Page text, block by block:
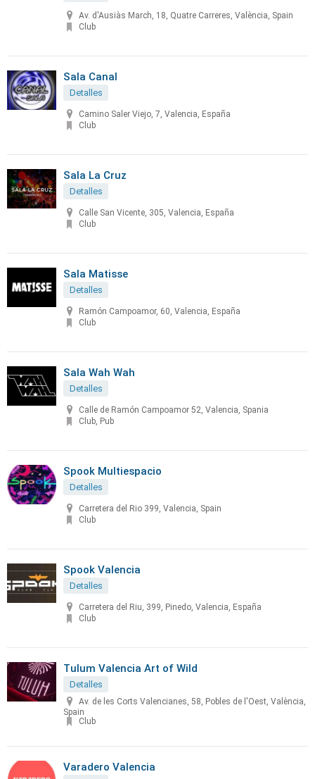
Av. d'Ausiàs March, 18, Quatre Carreres, València, Spain
Club
Sala Canal
Detalles
Camino Saler Viejo, 7, Valencia, España
Club
Sala La Cruz
Detalles
Calle San Vicente, 305, Valencia, España
Club
Sala Matisse
Detalles
Ramón Campoamor, 60, Valencia, España
Club
Sala Wah Wah
Detalles
Calle de Ramón Campoamor 52, Valencia, Spania
Club, Pub
Spook Multiespacio
Detalles
Carretera del Rio 399, Valencia, Spain
Club
Spook Valencia
Detalles
Carretera del Riu, 399, Pinedo, Valencia, España
Club
Tulum Valencia Art of Wild
Detalles
Av. de les Corts Valencianes, 58, Pobles de l'Oest, València,
Spain
Club
Varadero Valencia